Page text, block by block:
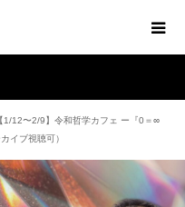
【1/12〜2/9】令和哲学カフェ ー『0＝∞
イブ視聴可）